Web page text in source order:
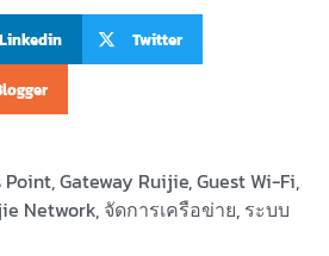
Linkedin Twitter
Point,Gateway Ruijie,Guest Wi-Fi,
Network, จัดการเครือข่าย, ระบบ